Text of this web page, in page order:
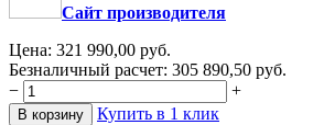
Сайт производителя
Цена: 321 990,00 руб.
Безналичный расчет: 305 890,50 руб.
−
+
В корзину
Купить в 1 клик